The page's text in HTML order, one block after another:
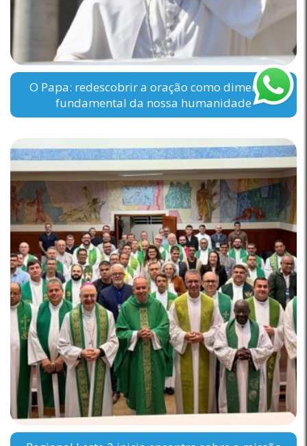
O Papa: redescobrir a oração como dimensão
fundamental da nossa humanidade